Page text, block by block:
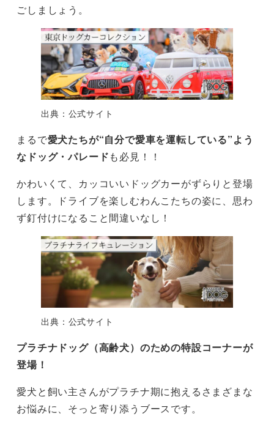
ごしましょう。
出典：公式サイト
まるで愛犬たちが“自分で愛車を運転している”よう
なドッグ・パレードも必見！！
かわいくて、カッコいいドッグカーがずらりと登場
します。ドライブを楽しむわんこたちの姿に、思わ
ず釘付けになること間違いなし！
出典：公式サイト
プラチナドッグ（高齢犬）のための特設コーナーが
登場！
愛犬と飼い主さんがプラチナ期に抱えるさまざまな
お悩みに、そっと寄り添うブースです。